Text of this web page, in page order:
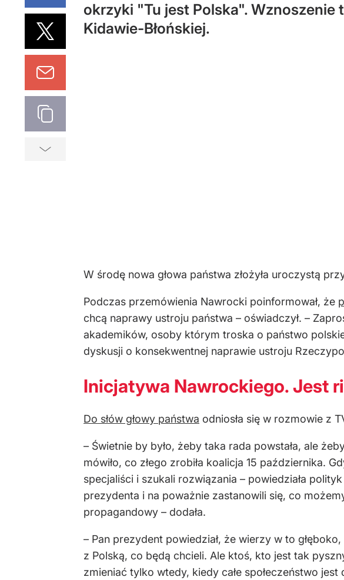
okrzyki "Tu jest Polska". Wznoszenie
Kidawie-Błońskiej.
W środę nowa głowa państwa złożyła uroczystą
Podczas przemówienia Nawrocki poinformował, że
chcą naprawy ustroju państwa – oświadczył. –
akademików, osoby którym troska o państwo
dyskusji o konsekwentnej naprawie ustroju
Inicjatywa Nawrockiego. Jest
Do słów głowy państwa odniosła się w rozmowie z
– Świetnie by było, żeby taka rada powstała, ale
mówiło, co złego zrobiła koalicja 15 października.
specjaliści i szukali rozwiązania – powiedziała
prezydenta i na poważnie zastanowili się, co
propagandowy – dodała.
– Pan prezydent powiedział, że wierzy w to
z Polską, co będą chcieli. Ale ktoś, kto jest tak
zmieniać tylko wtedy, kiedy całe społeczeństwo